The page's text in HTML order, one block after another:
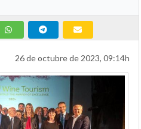
26 de octubre de 2023, 09:14h